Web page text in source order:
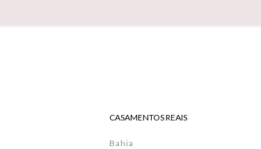
CASAMENTOS REAIS
Bahia